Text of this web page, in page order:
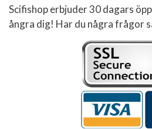
Scifishop erbjuder 30 dagars
ångra dig! Har du några frågor